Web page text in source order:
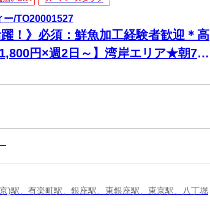
ー/TO20001527
躍！》必須：鮮魚加工経験者歓迎＊高
円×週2日～】湾岸エリア★朝7時
)駅、有楽町駅、銀座駅、東銀座駅、東京駅、八丁堀